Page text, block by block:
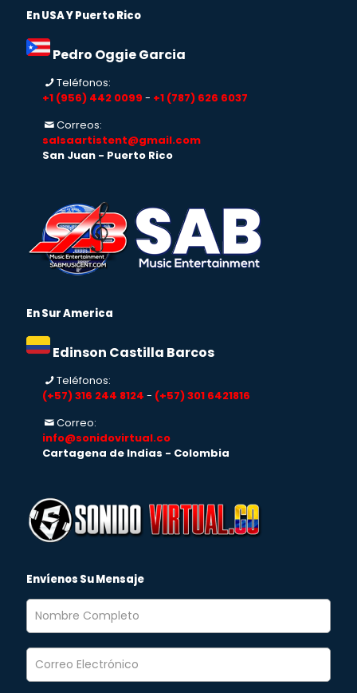
En USA Y Puerto Rico
Pedro Oggie Garcia
Teléfonos:
+1 (956) 442 0099 - +1 (787) 626 6037
Correos:
salsaartistent@gmail.com
San Juan - Puerto Rico
En Sur America
Edinson Castilla Barcos
Teléfonos:
(+57) 316 244 8124 - (+57) 301 6421816
Correo:
info@sonidovirtual.co
Cartagena de Indias - Colombia
Envíenos Su Mensaje